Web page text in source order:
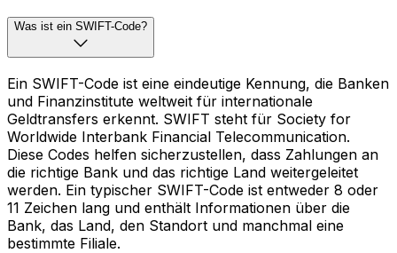
Was ist ein SWIFT-Code?
Ein SWIFT-Code ist eine eindeutige Kennung, die Banken
und Finanzinstitute weltweit für internationale
Geldtransfers erkennt. SWIFT steht für Society for
Worldwide Interbank Financial Telecommunication.
Diese Codes helfen sicherzustellen, dass Zahlungen an
die richtige Bank und das richtige Land weitergeleitet
werden. Ein typischer SWIFT-Code ist entweder 8 oder
11 Zeichen lang und enthält Informationen über die
Bank, das Land, den Standort und manchmal eine
bestimmte Filiale.